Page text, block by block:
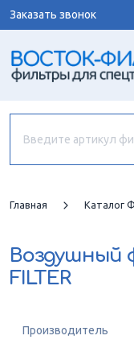
Заказать звонок
Главная Каталог
Воздушный
FILTER
Производитель